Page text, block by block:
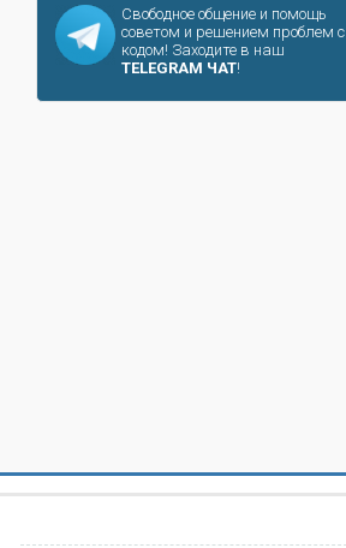
Свободное общение и помощь
советом и решением проблем с
кодом! Заходите в наш
TELEGRAM ЧАТ!